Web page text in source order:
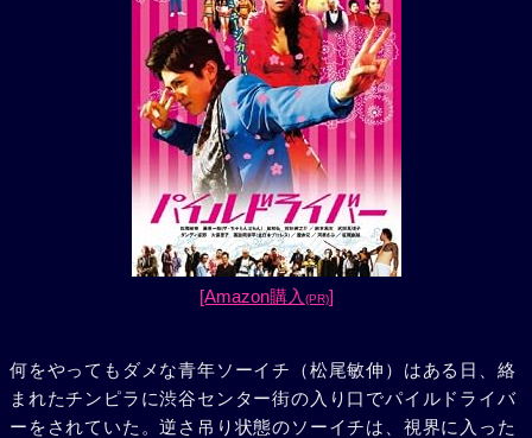
[Amazon購入 (PR)]
何をやってもダメな青年ソーイチ（松尾敏伸）はある日、絡
まれたチンピラに渋谷センター街の入り口でパイルドライバ
ーをされていた。逆さ吊り状態のソーイチは、視界に入った